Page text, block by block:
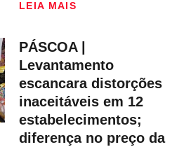
LEIA MAIS
PÁSCOA |
Levantamento
escancara distorções
inaceitáveis em 12
estabelecimentos;
diferença no preço da